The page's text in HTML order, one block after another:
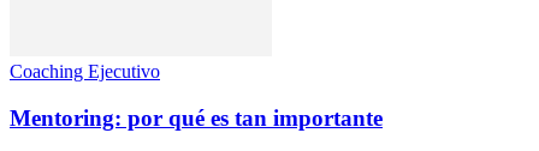
Coaching Ejecutivo
Mentoring: por qué es tan importante